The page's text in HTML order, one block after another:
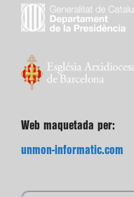
Web maquetada per:
unmon-informatic.com